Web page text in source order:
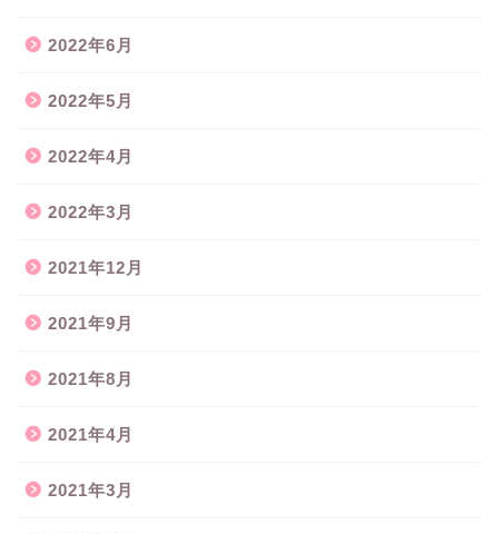
2022年6月
2022年5月
2022年4月
2022年3月
2021年12月
2021年9月
2021年8月
2021年4月
2021年3月